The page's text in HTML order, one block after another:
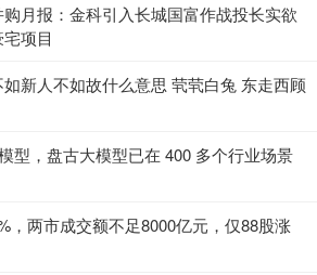
月报：金科引入长城国富作战投长实欲
项目
新人不如故什么意思 茕茕白兔 东走西顾
型，盘古大模型已在 400 多个行业场景
，两市成交额不足8000亿元，仅88股涨